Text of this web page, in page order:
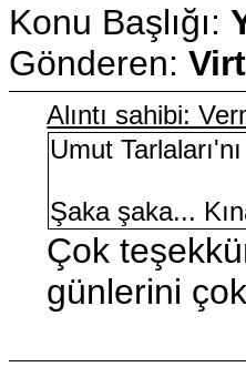
Konu Başlığı:
Gönderen:
Alıntı sahibi:
Umut
Şaka şaka...
Çok
günlerini